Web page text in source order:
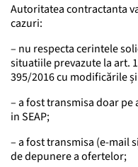
Autoritatea contractanta
cazuri:
– nu respecta cerintele
situatiile prevazute la art.
395/2016 cu modificările
– a fost transmisa doar pe
in SEAP;
– a fost transmisa (e-mail
de depunere a ofertelor;